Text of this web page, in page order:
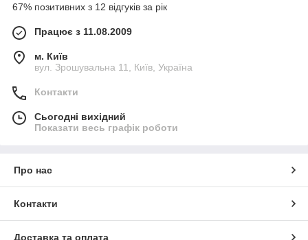
67% позитивних з 12 відгуків за рік
Працює з 11.08.2009
м. Київ
вул. Зрошувальна 11, Київ, Україна
Контакти
Сьогодні вихідний
Показати весь графік роботи
Про нас
Контакти
Доставка та оплата